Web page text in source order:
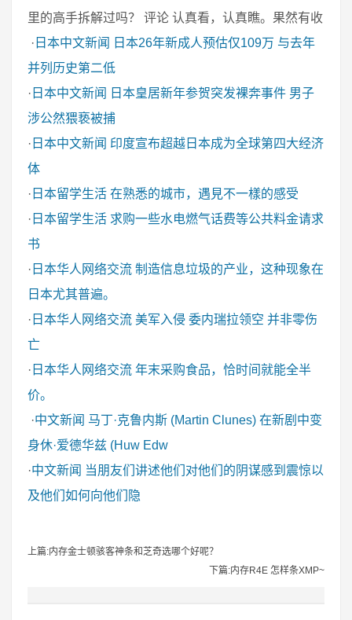
里的高手拆解过吗？ 评论 认真看，认真瞧。果然有收
· 日本中文新闻
日本26年新成人预估仅109万 与去年
并列历史第二低
· 日本中文新闻
日本皇居新年参贺突发裸奔事件 男子
涉公然猥亵被捕
· 日本中文新闻 印度宣布超越日本成为全球第四大经济
体
· 日本留学生活 在熟悉的城市，遇見不一樣的感受
· 日本留学生活 求购一些水电燃气话费等公共料金请求
书
· 日本华人网络交流 制造信息垃圾的产业，这种现象在
日本尤其普遍。
· 日本华人网络交流 美军入侵 委内瑞拉领空 并非零伤
亡
· 日本华人网络交流 年末采购食品，恰时间就能全半
价。
·中文新闻 马丁·克鲁内斯 (Martin Clunes) 在新剧中变
身休·爱德华兹 (Huw Edw
·中文新闻 当朋友们讲述他们对他们的阴谋感到震惊以
及他们如何向他们隐
上篇:内存金士顿骇客神条和芝奇选哪个好呢？
下篇:内存R4E 怎样条XMP~